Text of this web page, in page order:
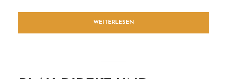
WEITERLESEN